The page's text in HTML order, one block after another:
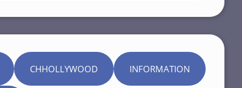
CHHOLLYWOOD INFORMATION